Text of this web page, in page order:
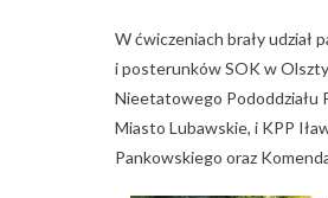
W ćwiczeniach brały udział
i posterunków SOK w
Nieetatowego Pododdziału
Miasto Lubawskie, i KPP
Pankowskiego oraz